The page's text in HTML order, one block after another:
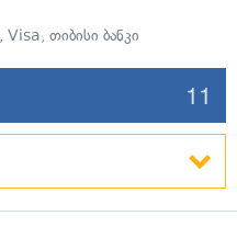
, Visa, თიბისი ბანკი
11